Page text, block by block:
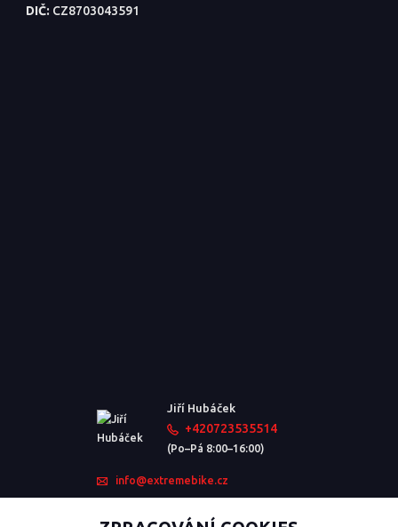
DIČ: CZ8703043591
Jiří Hubáček
+420723535514
(Po–Pá 8:00–16:00)
info@extremebike.cz